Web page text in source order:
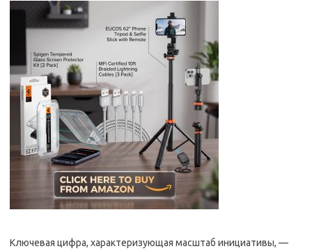
Ключевая цифра, характеризующая масштаб инициативы, —